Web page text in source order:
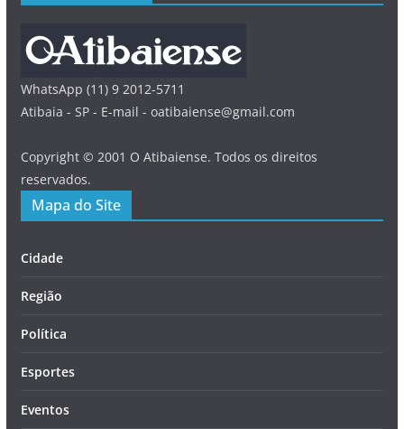
WhatsApp (11) 9 2012-5711
Atibaia - SP - E-mail - oatibaiense@gmail.com
Copyright © 2001 O Atibaiense. Todos os direitos
reservados.
Mapa do Site
Cidade
Região
Política
Esportes
Eventos